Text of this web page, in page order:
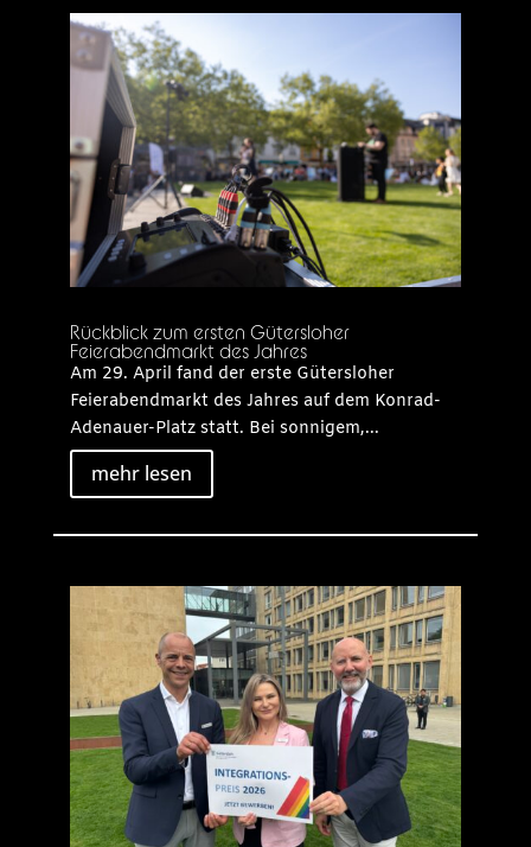
Rückblick zum ersten Gütersloher
Feierabendmarkt des Jahres
Am 29. April fand der erste Gütersloher
Feierabendmarkt des Jahres auf dem Konrad-
Adenauer-Platz statt. Bei sonnigem,...
mehr lesen